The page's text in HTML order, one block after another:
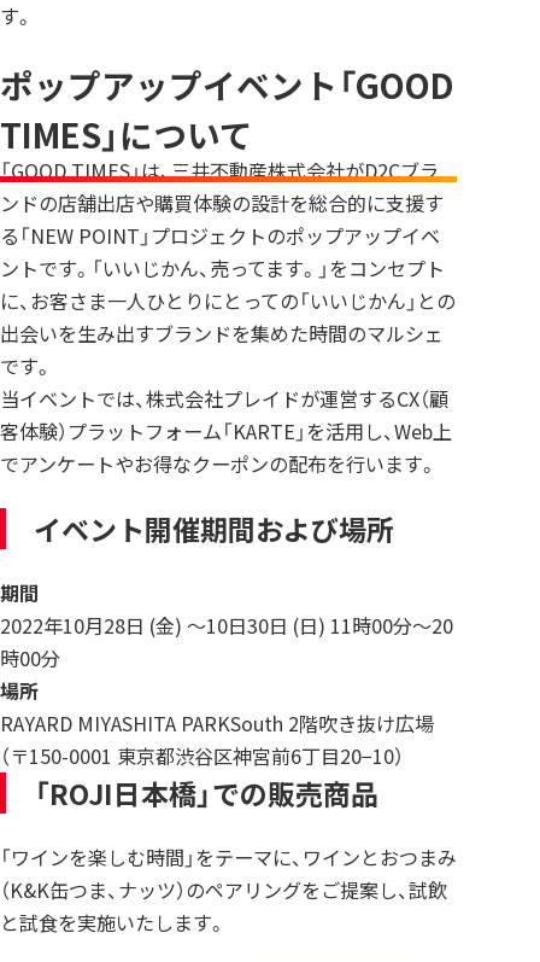
す。
ポップアップイベント「GOOD
TIMES」について
「GOOD TIMES」は、三井不動産株式会社がD2Cブラ
ンドの店舗出店や購買体験の設計を総合的に支援す
る「NEW POINT」プロジェクトのポップアップイベ
ントです。「いいじかん、売ってます。」をコンセプト
に、お客さま一人ひとりにとっての「いいじかん」との
出会いを生み出すブランドを集めた時間のマルシェ
です。
当イベントでは、株式会社プレイドが運営するCX（顧
客体験）プラットフォーム「KARTE」を活用し、Web上
でアンケートやお得なクーポンの配布を行います。
イベント開催期間および場所
期間
2022年10月28日 (金) ～10日30日 (日) 11時00分～20
時00分
場所
RAYARD MIYASHITA PARKSouth 2階吹き抜け広場
（〒150-0001 東京都渋谷区神宮前6丁目20−10）
「ROJI日本橋」での販売商品
「ワインを楽しむ時間」をテーマに、ワインとおつまみ
（K&K缶つま、ナッツ）のペアリングをご提案し、試飲
と試食を実施いたします。